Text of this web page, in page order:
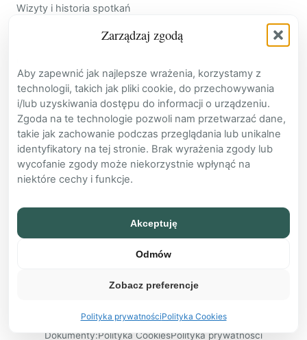
Zarządzaj zgodą
Aby zapewnić jak najlepsze wrażenia, korzystamy z
technologii, takich jak pliki cookie, do przechowywania
i/lub uzyskiwania dostępu do informacji o urządzeniu.
Zgoda na te technologie pozwoli nam przetwarzać dane,
takie jak zachowanie podczas przeglądania lub unikalne
identyfikatory na tej stronie. Brak wyrażenia zgody lub
wycofanie zgody może niekorzystnie wpłynąć na
niektóre cechy i funkcje.
Akceptuję
Odmów
Zobacz preferencje
Polityka prywatnościPolityka Cookies
Wizyty i historia spotkań
Baza Wiedzy
Kontakt
Cennik
FAQ
Zaloguj
Załóż konto
RODO / GDPR
READY
Dokumenty:Polityka CookiesPolityka prywatności